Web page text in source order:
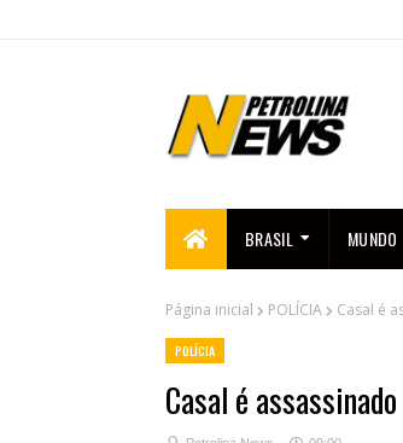
BRASIL MUNDO
Página inicial POLÍCIA Casal é
POLÍCIA
Casal é